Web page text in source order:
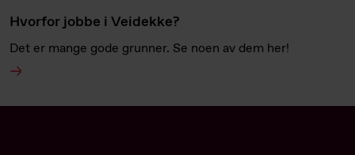
Hvorfor jobbe i Veidekke?
Det er mange gode grunner. Se noen av dem her!